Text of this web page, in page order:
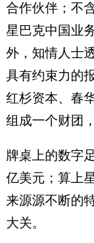
合作伙伴；不
星巴克中国业
外，知情人士
具有约束力的
红杉资本、春
组成一个财团
牌桌上的数字
亿美元；算上
来源源不断的
大关。